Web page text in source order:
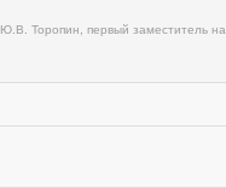
Ю.В. Торопин, первый заместитель